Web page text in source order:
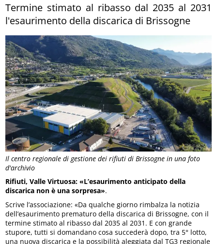
Il centro regionale di gestione dei rifiuti di Brissogne in una foto
d'archivio
Termine stimato al ribasso dal 2035 al 2031
l'esaurimento della discarica di Brissogne
Rifiuti, Valle Virtuosa: «L’esaurimento anticipato della
discarica non è una sorpresa».
Scrive l’associazione: «Da qualche giorno rimbalza la notizia
dell’esaurimento prematuro della discarica di Brissogne, con il
termine stimato al ribasso dal 2035 al 2031. E con grande
stupore, tutti si domandano cosa succederà dopo, tra 5° lotto,
una nuova discarica e la possibilità aleggiata dal TG3 regionale